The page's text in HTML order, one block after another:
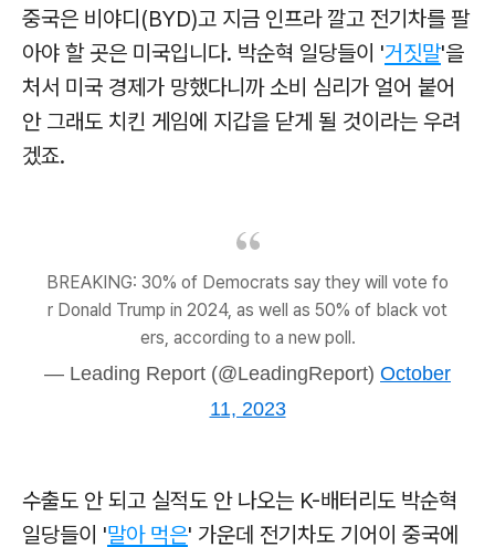
중국은 비야디(BYD)고 지금 인프라 깔고 전기차를 팔
아야 할 곳은 미국입니다. 박순혁 일당들이 '거짓말'을
처서 미국 경제가 망했다니까 소비 심리가 얼어 붙어
안 그래도 치킨 게임에 지갑을 닫게 될 것이라는 우려
겠죠.
BREAKING: 30% of Democrats say they will vote fo
r Donald Trump in 2024, as well as 50% of black vot
ers, according to a new poll.
— Leading Report (@LeadingReport) October
11, 2023
수출도 안 되고 실적도 안 나오는 K-배터리도 박순혁
일당들이 '말아 먹은' 가운데 전기차도 기어이 중국에